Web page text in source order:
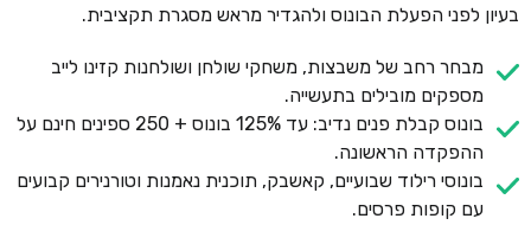
בעיון לפני הפעלת הבונוס ולהגדיר מראש מסגרת תקציבית.
מבחר רחב של משבצות, משחקי שולחן ושולחנות קזינו לייב
מספקים מובילים בתעשייה.
בונוס קבלת פנים נדיב: עד 125% בונוס + 250 ספינים חינם על
ההפקדה הראשונה.
בונוסי רילוד שבועיים, קאשבק, תוכנית נאמנות וטורנירים קבועים
עם קופות פרסים.